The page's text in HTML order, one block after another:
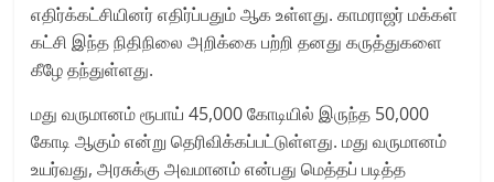
எதிர்க்கட்சியினர் எதிர்ப்பதும் ஆக உள்ளது. காமராஜர் மக்கள்
கட்சி இந்த நிதிநிலை அறிக்கை பற்றி தனது கருத்துகளை
கீழே தந்துள்ளது.
மது வருமானம் ரூபாய் 45,000 கோடியில் இருந்த 50,000
கோடி ஆகும் என்று தெரிவிக்கப்பட்டுள்ளது. மது வருமானம்
உயர்வது, அரசுக்கு அவமானம் என்பது மெத்தப் படித்த